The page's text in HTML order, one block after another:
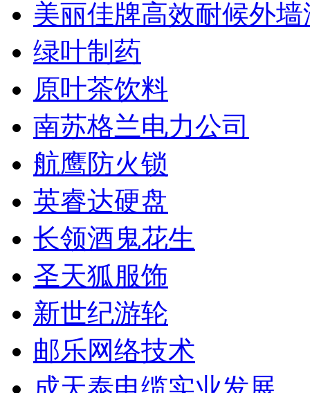
美丽佳牌高效耐候外墙
绿叶制药
原叶茶饮料
南苏格兰电力公司
航鹰防火锁
英睿达硬盘
长领酒鬼花生
圣天狐服饰
新世纪游轮
邮乐网络技术